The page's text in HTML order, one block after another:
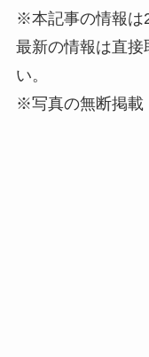
※本記事の情報は
最新の情報は直接
い。
※写真の無断掲載